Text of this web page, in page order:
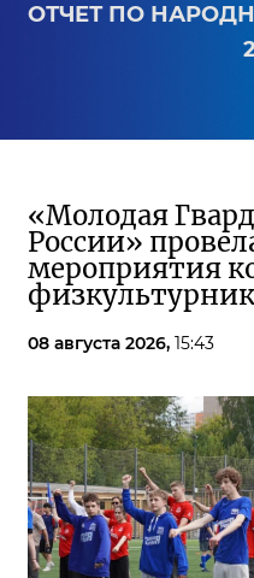
ОТЧЕТ ПО
«Молодая
России»
мероприятия
08 августа 2026, 15:43